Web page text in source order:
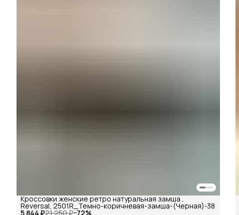
5 844 ₽21 250 ₽−72%
Кроссовки женские ретро натуральная замша ,
Reversal, 2501R_Темно-коричневая-замша-(Черная)-38